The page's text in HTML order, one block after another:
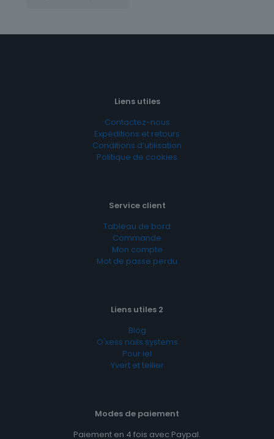
Liens utiles
Contactez-nous
Expéditions et retours
Conditions d’utilisation
Politique de cookies
Service client
Tableau de bord
Commande
Mon compte
Mot de passe perdu
Liens utiles 2
Blog
O'xess nails systems
Pour iel
Yvert et tellier
Modes de paiement
Paiement en 4 fois avec Paypal.